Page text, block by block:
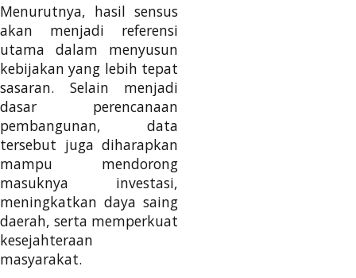
Menurutnya, hasil sensus
akan menjadi referensi
utama dalam menyusun
kebijakan yang lebih tepat
sasaran. Selain menjadi
dasar perencanaan
pembangunan, data
tersebut juga diharapkan
mampu mendorong
masuknya investasi,
meningkatkan daya saing
daerah, serta memperkuat
kesejahteraan
masyarakat.